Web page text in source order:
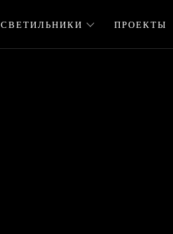
СВЕТИЛЬНИКИ ПРОЕКТЫ